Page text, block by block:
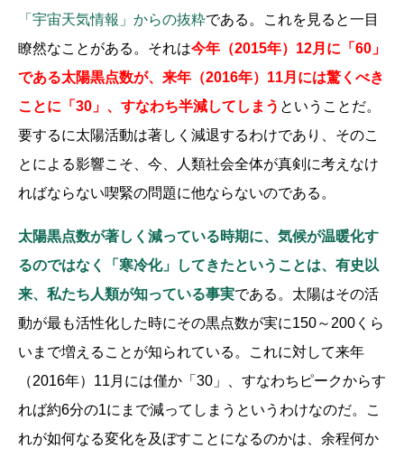
「宇宙天気情報」からの抜粋である。これを見ると一目
瞭然なことがある。それは今年（2015年）12月に「60」
である太陽黒点数が、来年（2016年）11月には驚くべき
ことに「30」、すなわち半減してしまう ということだ。
要するに太陽活動は著しく減退するわけであり、そのこ
とによる影響こそ、今、人類社会全体が真剣に考えなけ
ればならない喫緊の問題に他ならないのである。
太陽黒点数が著しく減っている時期に、気候が温暖化す
るのではなく「寒冷化」してきたということは、有史以
来、私たち人類が知っている事実である。太陽はその活
動が最も活性化した時にその黒点数が実に150～200くら
いまで増えることが知られている。これに対して来年
（2016年）11月には僅か「30」、すなわちピークからす
れば約6分の1にまで減ってしまうというわけなのだ。こ
れが如何なる変化を及ぼすことになるのかは、余程何か